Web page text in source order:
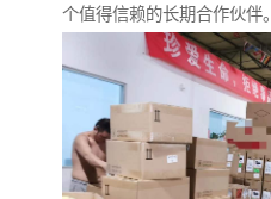
个值得信赖的长期合作伙伴。